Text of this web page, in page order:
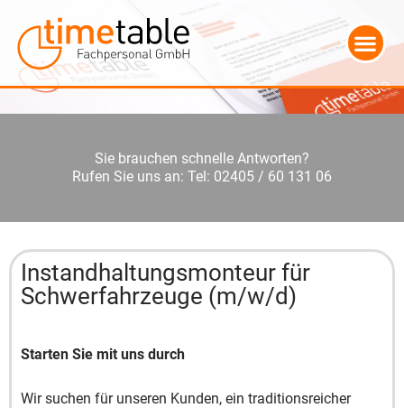
Sie brauchen schnelle Antworten?
Rufen Sie uns an: Tel: 02405 / 60 131 06
Instandhaltungsmonteur für
Schwerfahrzeuge (m/w/d)
Starten Sie mit uns durch
Wir suchen für unseren Kunden, ein traditionsreicher